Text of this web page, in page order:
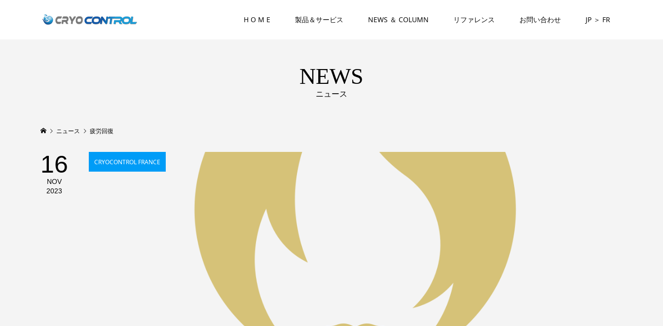
H O M E 製品＆サービス NEWS ＆ COLUMN リファレンス お問い合わせ JP ＞ FR
NEWS
ニュース
ニュース 疲労回復
16
NOV
2023
CRYOCONTROL FRANCE